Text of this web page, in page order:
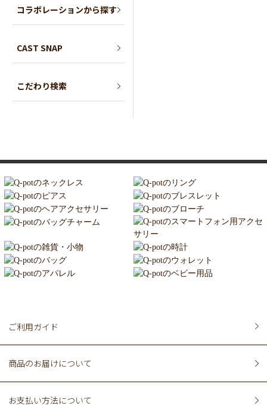
コラボレーションから探す
CAST SNAP
こだわり検索
ご利用ガイド
商品のお届けについて
お支払い方法について